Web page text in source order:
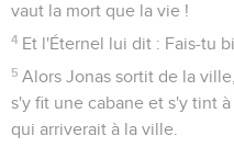
vaut la mort que la vie !
4 Et l'Éternel lui dit : Fais-tu
5 Alors Jonas sortit de la
s'y fit une cabane et s'y tint
qui arriverait à la ville.